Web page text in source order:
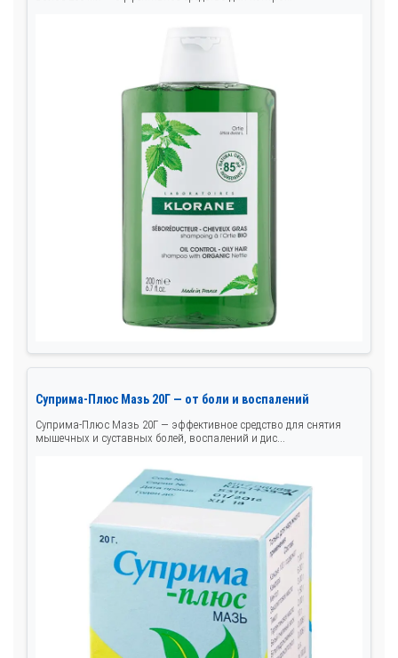
Суприма-Плюс Мазь 20Г — от боли и воспалений
Суприма-Плюс Мазь 20Г — эффективное средство для снятия
мышечных и суставных болей, воспалений и дис...